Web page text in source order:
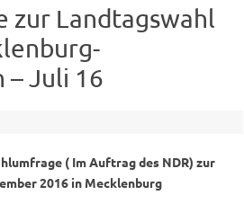
zur Landtagswahl
– Juli 16
( Im Auftrag des NDR) zur
2016 in Mecklenburg